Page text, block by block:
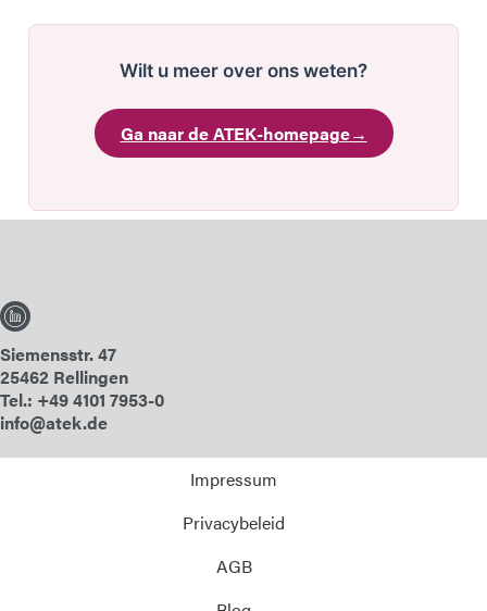
Wilt u meer over ons weten?
Ga naar de ATEK-homepage→
Siemensstr. 47
25462 Rellingen
Tel.: +49 4101 7953-0
info@atek.de
Impressum
Privacybeleid
AGB